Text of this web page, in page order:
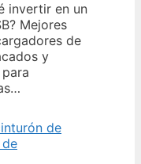
invertir en un
Mejores
de
y